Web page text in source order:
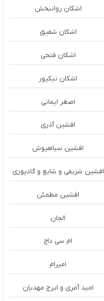
اشکان روانبخش
اشکان شفیق
اشکان فتحی
اشکان نیکپور
اصغر ایمانی
افشین آذری
افشین سیاهپوش
افشین شریفی و شایع و گادپوری
افشین مطمئن
الجان
ام سی داج
اميرام
امید آمری و ایرج مهدیان